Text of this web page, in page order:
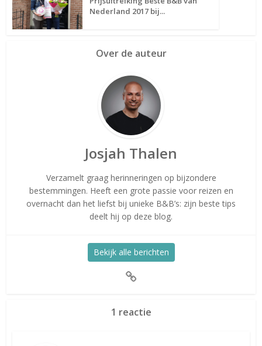
Nederland 2017 bij...
Over de auteur
Josjah Thalen
Verzamelt graag herinneringen op bijzondere
bestemmingen. Heeft een grote passie voor reizen en
overnacht dan het liefst bij unieke B&B’s: zijn beste tips
deelt hij op deze blog.
Bekijk alle berichten
1 reactie